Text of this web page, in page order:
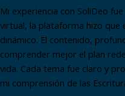
Mi experiencia con SoliDeo
virtual, la plataforma hizo que
dinámico. El contenido,
comprender mejor el plan
vida. Cada tema fue claro y
mi comprensión de las